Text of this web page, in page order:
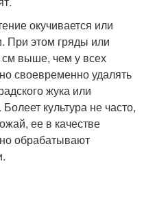
окучивается или
При этом гряды или
выше, чем у всех
своевременно удалять
жука или
культура не часто,
ее в качестве
обрабатывают